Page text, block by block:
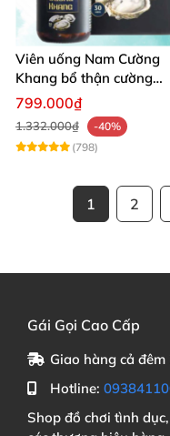
Viên uống Nam Cường
Khang bổ thận cường
dương dài lâu sung mãn
799.000₫
1.332.000₫
-40%
(798)
1 2
Gái Gọi Cao Cấp
Giao hàng cả
Hotline:
Shop đồ chơi tình